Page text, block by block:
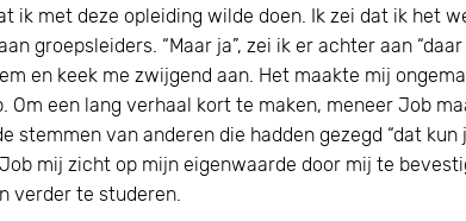
ik met deze opleiding wilde doen. Ik zei dat ik het
groepsleiders. “Maar ja”, zei ik er achter aan
en keek me zwijgend aan. Het maakte mij
Om een lang verhaal kort te maken, meneer Job
stemmen van anderen die hadden gezegd “dat kun
mij zicht op mijn eigenwaarde door mij te
verder te studeren.